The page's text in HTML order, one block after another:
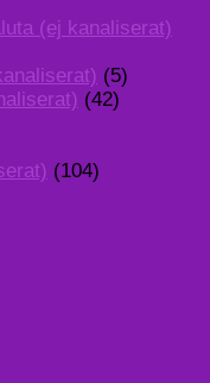
(ej kanaliserat)
(5)
(42)
(104)